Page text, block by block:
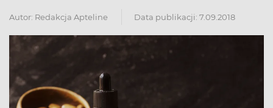
Autor: Redakcja Apteline Data publikacji: 7.09.2018